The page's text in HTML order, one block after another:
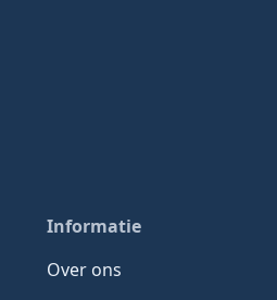
Informatie
Over ons